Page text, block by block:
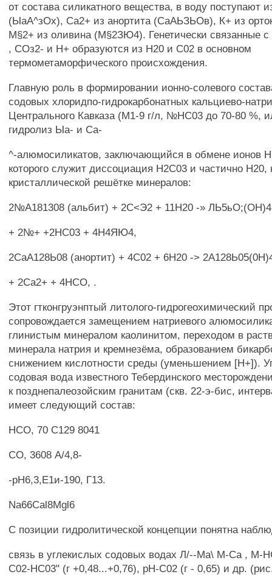
от состава силикатного вещества, в воду поступают
(ЫаА^зОх), Са2+ из анортита (СаАЬЗЬОв), К+ из
М§2+ из оливина (М§2ЗЮ4). Генетически связанные
, СОз2- и Н+ образуются из Н20 и С02 в основном
термометаморфического происхождения.
Главную роль в формировании ионно-солевого
содовых хлоридпо-гидрокарбонатных кальциево-
Центрального Кавказа (М1-9 г/л, №НС03 до 70-80 %,
гидролиз Ыа- и Са-
^-алюмосиликатов, заключающийся в обмене ионов
которого служит диссоциация Н2С03 и частично
кристаллической решётке минералов:
2№А181308 (альбит) + 2С<Э2 + 11Н20 -» ЛЬ5ьО;(ОН)4
+ 2№+ +2НС03 + 4Н4ЯЮ4,
2СаА128Ь08 (анортит) + 4С02 + 6Н20 ->
+ 2Са2+ + 4НСО, .
Этот гтконгруэнптый литолого-гидрогеохимический
сопровождается замещением натриевого
глинистым минералом каолинитом, переходом в
минерала натрия и кремнезёма, образованием
снижением кислотности среды (уменьшением [Н+]).
содовая вода известного Тебердинского
к позднепалеозойским гранитам (скв. 22-э-бис,
имеет следующий состав:
НСО, 70 С129 8041
СО, 3608 А/4,8-
-рН6,3,Е1и-190, Г13.
Na66Cal8Mgl6
С позиции гидролитической концепции понятна
связь в углекислых содовых водах Л/--Ма\ М-Са ,
С02-НС03" (г +0,48...+0,76), рН-С02 (г - 0,65) и др.